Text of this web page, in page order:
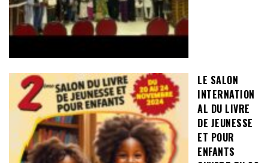
LE SALON
INTERNATION
AL DU LIVRE
DE JEUNESSE
ET POUR
ENFANTS